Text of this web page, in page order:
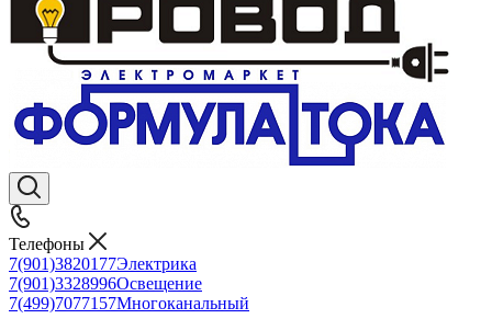
Телефоны
7(901)3820177Электрика
7(901)3328996Освещение
7(499)7077157Многоканальный